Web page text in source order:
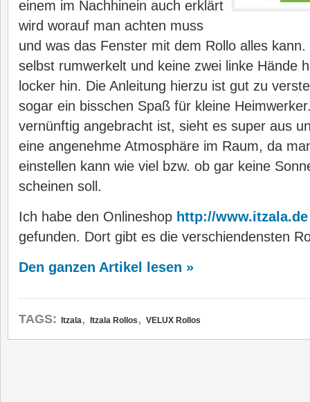
einem im Nachhinein auch erklärt
wird worauf man achten muss
und was das Fenster mit dem Rollo alles
selbst rumwerkelt und keine zwei linke Hände
locker hin. Die Anleitung hierzu ist gut zu
sogar ein bisschen Spaß für kleine
vernünftig angebracht ist, sieht es super aus
eine angenehme Atmosphäre im Raum, da
einstellen kann wie viel bzw. ob gar keine
scheinen soll.
Ich habe den Onlineshop http://www.itzala.de
gefunden. Dort gibt es die verschiendensten
Den ganzen Artikel lesen »
TAGS: Itzala, Itzala Rollos , VELUX Rollos